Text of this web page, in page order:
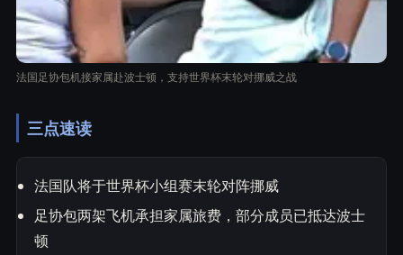
法国足协包机接家属赴波士顿，支持世界杯末轮对挪威之战
三点速读
法国队将于世界杯小组赛末轮对阵挪威
足协包两架飞机承担家属旅费，部分成员已抵达波士
顿